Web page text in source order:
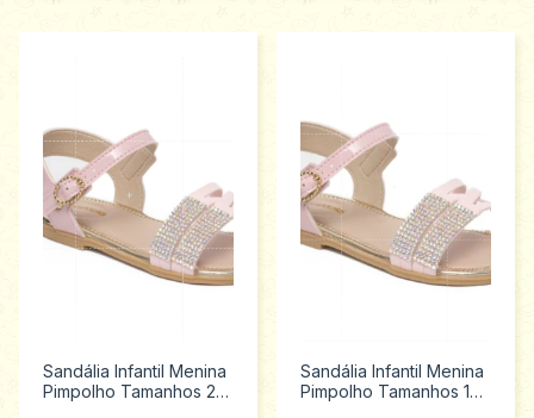
Sandália Infantil Menina
Pimpolho Tamanhos 22
Sandália Infantil Menina
Pimpolho Tamanhos 16